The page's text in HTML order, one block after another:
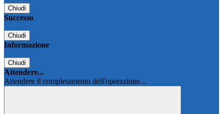
Chiudi
Successo
Chiudi
Informazione
Chiudi
Attendere...
Attendere il completamento dell'operazione...